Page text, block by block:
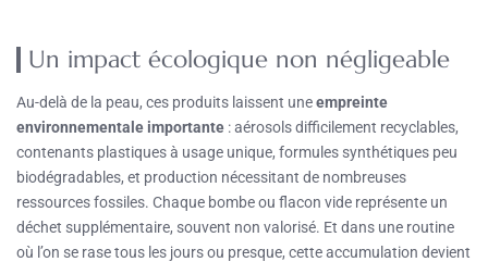
Un impact écologique non négligeable
Au-delà de la peau, ces produits laissent uneempreinte
environnementale importante : aérosols difficilement recyclables,
contenants plastiques à usage unique, formules synthétiques peu
biodégradables, et production nécessitant de nombreuses
ressources fossiles. Chaque bombe ou flacon vide représente un
déchet supplémentaire, souvent non valorisé. Et dans une routine
où l’on se rase tous les jours ou presque, cette accumulation devient